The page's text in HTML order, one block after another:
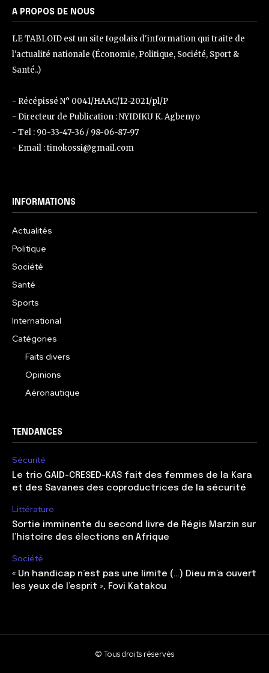
A PROPOS DE NOUS
LE TABLOID est un site togolais d'information qui traite de
l'actualité nationale (Économie, Politique, Société, Sport &
Santé..)
- Récépissé N° 0041/HAAC/12-2021/pl/P
- Directeur de Publication : NYIDIKU K. Agbenyo
- Tel : 90-33-47-36 / 98-06-87-97
- Email : tinokossi@gmail.com
INFORMATIONS
Actualités
Politique
Société
Santé
Sports
International
Catégories
Faits divers
Opinions
Aéronautique
TENDANCES
Sécurité
Le trio GAID-CRESED-KAS fait des femmes de la Kara
et des Savanes des coproductrices de la sécurité
Littérature
Sortie imminente du second livre de Régis Marzin sur
l’histoire des élections en Afrique
Société
« Un handicap n’est pas une limite (…) Dieu m’a ouvert
les yeux de l’esprit », Fovi Katakou
© Tous droits réservés